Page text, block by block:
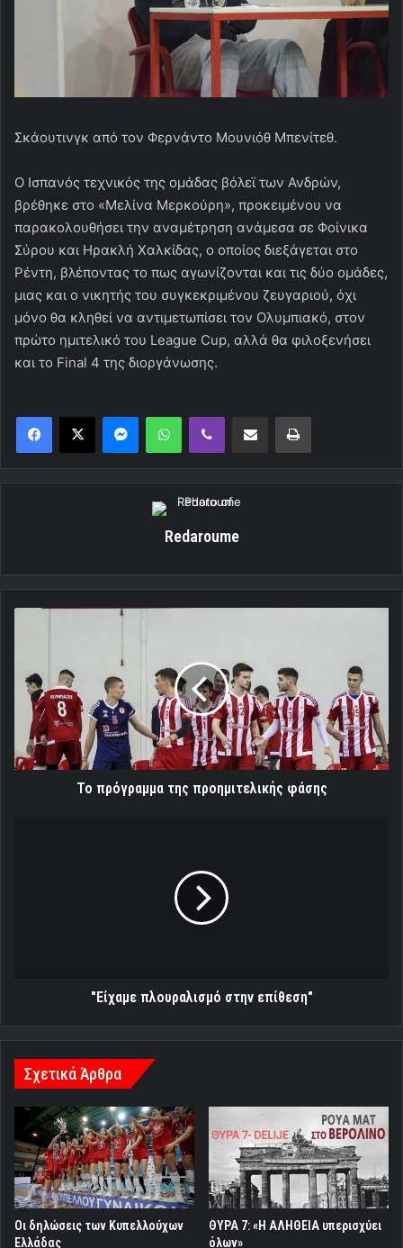
Σκάουτινγκ από τον Φερνάντο Μουνιόθ Μπενίτεθ.
Ο Ισπανός τεχνικός της ομάδας βόλεϊ των Ανδρών,
βρέθηκε στο «Μελίνα Μερκούρη», προκειμένου να
παρακολουθήσει την αναμέτρηση ανάμεσα σε Φοίνικα
Σύρου και Ηρακλή Χαλκίδας, ο οποίος διεξάγεται στο
Ρέντη, βλέποντας το πως αγωνίζονται και τις δύο ομάδες,
μιας και ο νικητής του συγκεκριμένου ζευγαριού, όχι
μόνο θα κληθεί να αντιμετωπίσει τον Ολυμπιακό, στον
πρώτο ημιτελικό του League Cup, αλλά θα φιλοξενήσει
και το Final 4 της διοργάνωσης.
MessengerWhatsAppViber Κοινοποίηση μέσω ηλεκτρονικού ταχυδρομείουΕκτύπωση
Redaroume
προημιτελικής
φάσης
Το πρόγραμμα της προημιτελικής φάσης
"Είχαμε πλουραλισμό στην επίθεση"
Σχετικά Άρθρα
Οι δηλώσεις των Κυπελλούχων
Ελλάδας
ΘΥΡΑ 7: «H ΑΛΗΘΕΙΑ υπερισχύει
όλων»